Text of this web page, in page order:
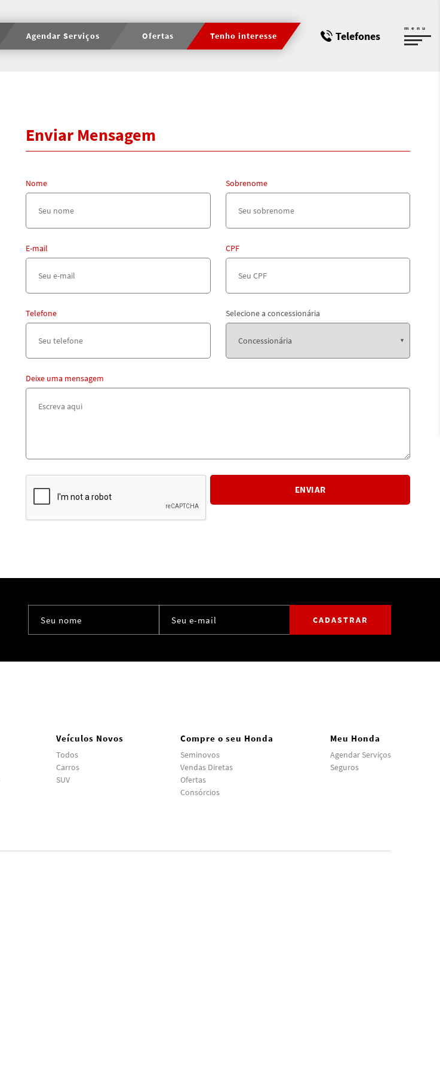
Agendar Serviços Ofertas Tenho interesse Telefones
menu
Enviar Mensagem
Nome Sobrenome
E-mail CPF
Telefone Selecione a concessionária
Deixe uma mensagem
ENVIAR
CADASTRAR
Veículos Novos
Todos
Carros
SUV
Compre o seu Honda
Seminovos
Vendas Diretas
Ofertas
Consórcios
Meu Honda
Agendar Serviços
Seguros